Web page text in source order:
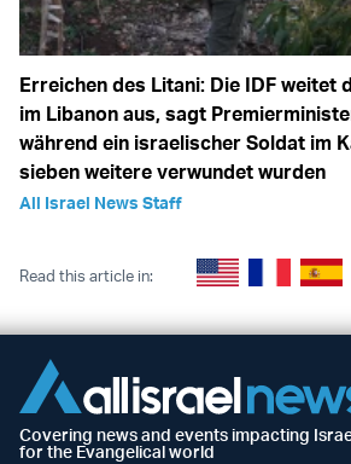
Erreichen des Litani: Die IDF weitet
im Libanon aus, sagt
während ein israelischer Soldat im
sieben weitere verwundet wurden
All Israel News Staff
Read this article in:
Covering news and events impacting
for the Evangelical world